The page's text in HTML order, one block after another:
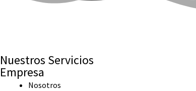
Nuestros Servicios
Empresa
Nosotros